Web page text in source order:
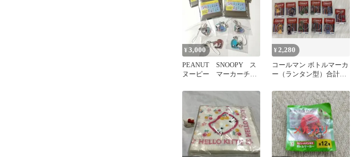
¥3,000
PEANUT SNOOPY ス
ヌーピー マーカーチャ
¥ 2,280
コールマン ボトルマーカ
ー（ランタン型）合計11